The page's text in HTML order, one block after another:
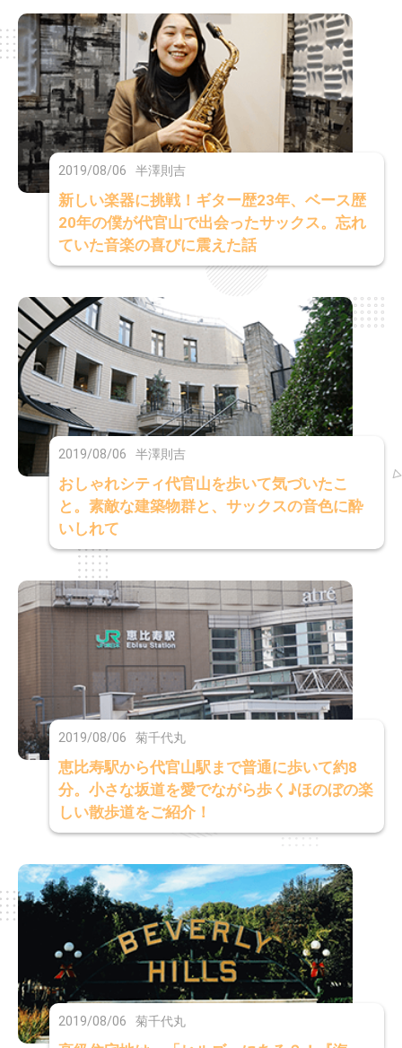
2019/08/06 半澤則吉
新しい楽器に挑戦！ギター歴23年、ベース歴
20年の僕が代官山で出会ったサックス。忘れ
ていた音楽の喜びに震えた話
2019/08/06 半澤則吉
おしゃれシティ代官山を歩いて気づいたこ
と。素敵な建築物群と、サックスの音色に酔
いしれて
2019/08/06 菊千代丸
恵比寿駅から代官山駅まで普通に歩いて約8
分。小さな坂道を愛でながら歩く♪ほのぼの楽
しい散歩道をご紹介！
2019/08/06 菊千代丸